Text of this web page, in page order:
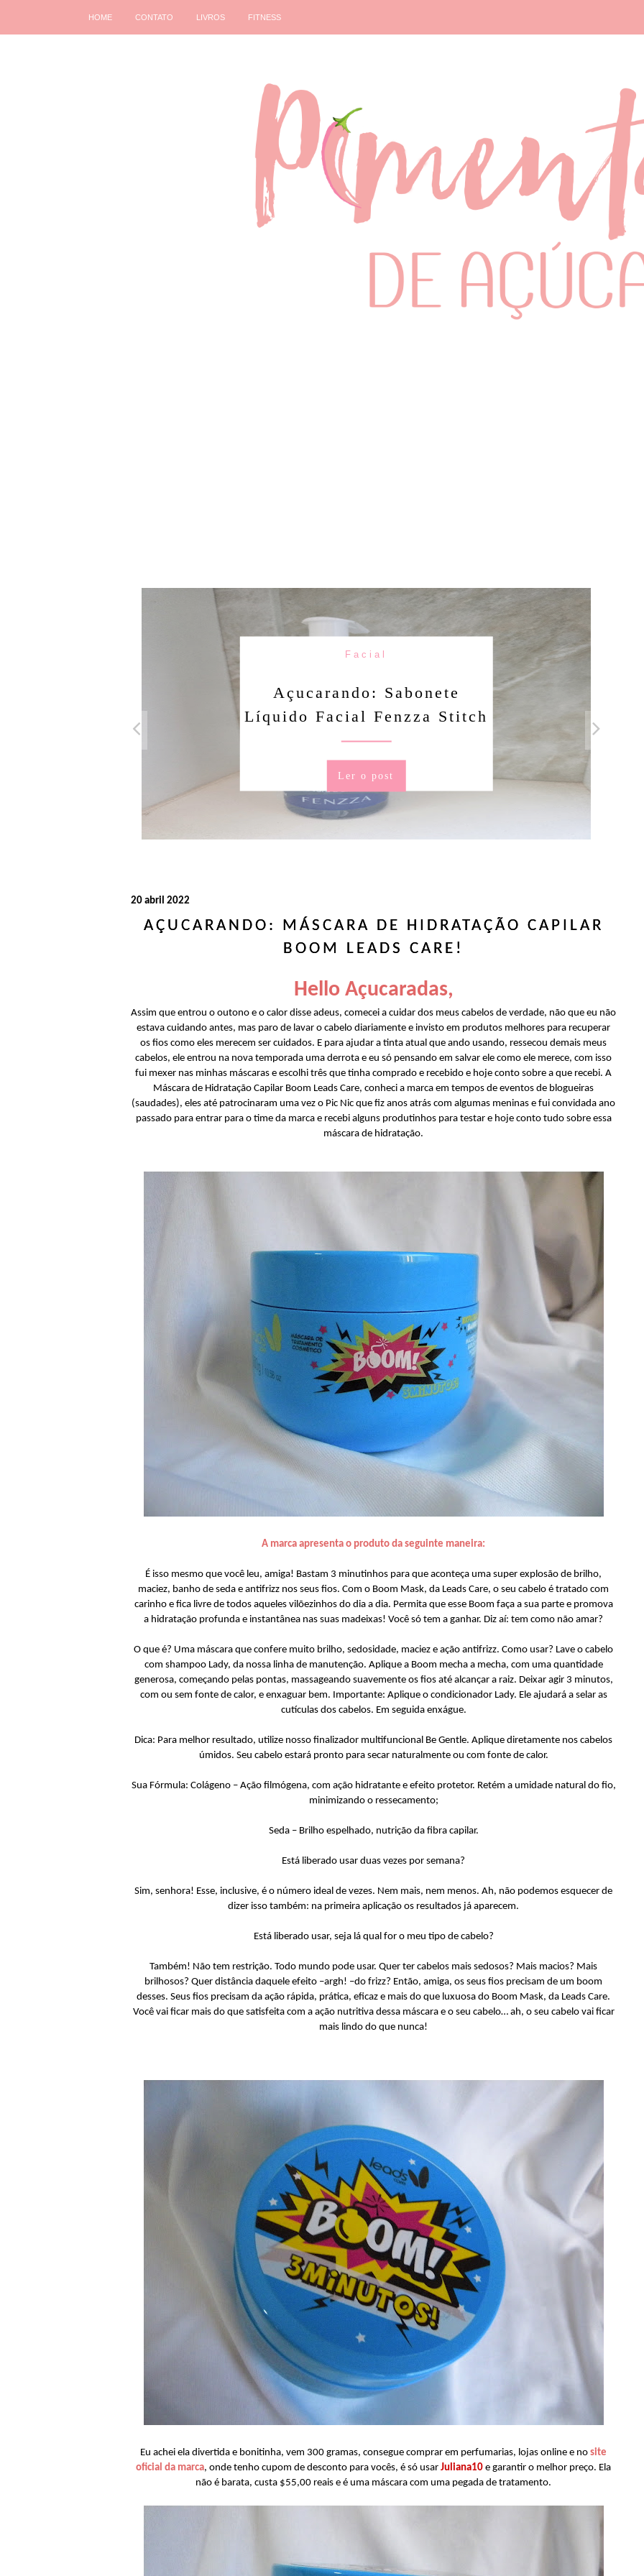
HOME CONTATO LIVROS FITNESS
Facial
Açucarando: Sabonete
Líquido Facial Fenzza Stitch
Ler o post
20 abril 2022
AÇUCARANDO: MÁSCARA DE HIDRATAÇÃO CAPILAR
BOOM LEADS CARE!
Hello Açucaradas,
Assim que entrou o outono e o calor disse adeus, comecei a cuidar dos meus cabelos de verdade, não que eu não
estava cuidando antes, mas paro de lavar o cabelo diariamente e invisto em produtos melhores para recuperar
os fios como eles merecem ser cuidados. E para ajudar a tinta atual que ando usando, ressecou demais meus
cabelos, ele entrou na nova temporada uma derrota e eu só pensando em salvar ele como ele merece, com isso
fui mexer nas minhas máscaras e escolhi três que tinha comprado e recebido e hoje conto sobre a que recebi. A
Máscara de Hidratação Capilar Boom Leads Care, conheci a marca em tempos de eventos de blogueiras
(saudades), eles até patrocinaram uma vez o Pic Nic que fiz anos atrás com algumas meninas e fui convidada ano
passado para entrar para o time da marca e recebi alguns produtinhos para testar e hoje conto tudo sobre essa
máscara de hidratação.
A marca apresenta o produto da seguinte maneira:
É isso mesmo que você leu, amiga! Bastam 3 minutinhos para que aconteça uma super explosão de brilho,
maciez, banho de seda e antifrizz nos seus fios. Com o Boom Mask, da Leads Care, o seu cabelo é tratado com
carinho e fica livre de todos aqueles vilõezinhos do dia a dia. Permita que esse Boom faça a sua parte e promova
a hidratação profunda e instantânea nas suas madeixas! Você só tem a ganhar. Diz aí: tem como não amar?
O que é? Uma máscara que confere muito brilho, sedosidade, maciez e ação antifrizz. Como usar? Lave o cabelo
com shampoo Lady, da nossa linha de manutenção. Aplique a Boom mecha a mecha, com uma quantidade
generosa, começando pelas pontas, massageando suavemente os fios até alcançar a raiz. Deixar agir 3 minutos,
com ou sem fonte de calor, e enxaguar bem. Importante: Aplique o condicionador Lady. Ele ajudará a selar as
cutículas dos cabelos. Em seguida enxágue.
Dica: Para melhor resultado, utilize nosso finalizador multifuncional Be Gentle. Aplique diretamente nos cabelos
úmidos. Seu cabelo estará pronto para secar naturalmente ou com fonte de calor.
Sua Fórmula: Colágeno – Ação filmógena, com ação hidratante e efeito protetor. Retém a umidade natural do fio,
minimizando o ressecamento;
Seda – Brilho espelhado, nutrição da fibra capilar.
Está liberado usar duas vezes por semana?
Sim, senhora! Esse, inclusive, é o número ideal de vezes. Nem mais, nem menos. Ah, não podemos esquecer de
dizer isso também: na primeira aplicação os resultados já aparecem.
Está liberado usar, seja lá qual for o meu tipo de cabelo?
Também! Não tem restrição. Todo mundo pode usar. Quer ter cabelos mais sedosos? Mais macios? Mais
brilhosos? Quer distância daquele efeito –argh! –do frizz? Então, amiga, os seus fios precisam de um boom
desses. Seus fios precisam da ação rápida, prática, eficaz e mais do que luxuosa do Boom Mask, da Leads Care.
Você vai ficar mais do que satisfeita com a ação nutritiva dessa máscara e o seu cabelo… ah, o seu cabelo vai ficar
mais lindo do que nunca!
Eu achei ela divertida e bonitinha, vem 300 gramas, consegue comprar em perfumarias, lojas online e no site
oficial da marca, onde tenho cupom de desconto para vocês, é só usar Juliana10 e garantir o melhor preço. Ela
não é barata, custa $55,00 reais e é uma máscara com uma pegada de tratamento.